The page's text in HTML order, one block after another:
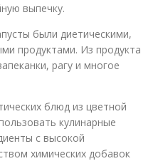
выпечку.
были диетическими,
продуктами. Из продукта
рагу и многое
блюд из цветной
кулинарные
с высокой
химических добавок